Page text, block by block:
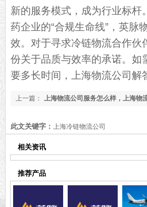
新的服务模式，成为行业标杆
药企业的“合规生命线”，英脉
效。对于寻求冷链物流合作伙
份关于品质与效率的承诺。如
要多长时间，上海物流公司解
上一篇： 上海物流公司服务怎么样，上海物
此文关键字： 上海冷链物流公司
相关资讯
推荐产品